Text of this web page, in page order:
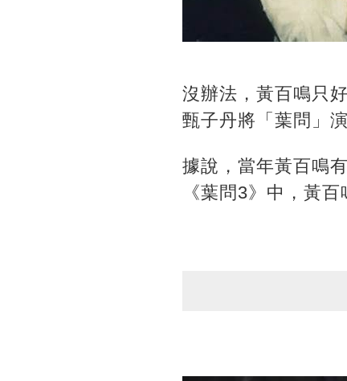
沒辦法，黃百鳴只
甄子丹將「葉問」演
據說，當年黃百鳴
《葉問3》中，黃